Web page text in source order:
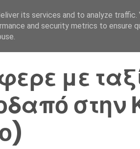
Αρχική
με
στην
its services and to analyze traffic.
and security metrics to ensure